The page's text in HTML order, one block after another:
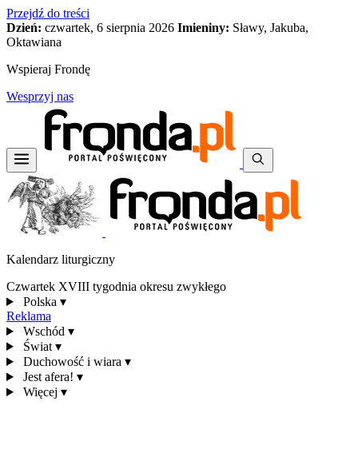
Przejdź do treści
Dzień: czwartek, 6 sierpnia 2026 Imieniny: Sławy, Jakuba,
Oktawiana
Wspieraj Frondę
Wesprzyj nas
Kalendarz liturgiczny
Czwartek XVIII tygodnia okresu zwykłego
Polska ▾
Reklama
Wschód ▾
Świat ▾
Duchowość i wiara ▾
Jest afera! ▾
Więcej ▾